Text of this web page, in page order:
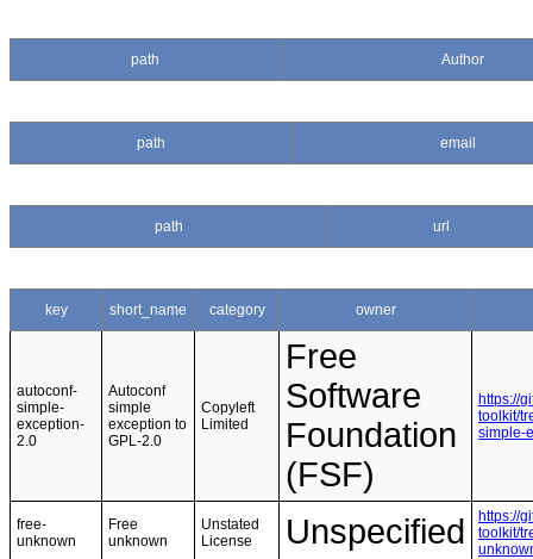
path Author
path email
path url
key short_name category owner
autoconf-
simple-
exception-
2.0
Autoconf
simple
exception to
GPL-2.0
Copyleft
Limited
Free
Software
Foundation
(FSF)
https://
toolkit/
simple-
free-
unknown
Free
unknown
Unstated
License
Unspecified
https://
toolkit/